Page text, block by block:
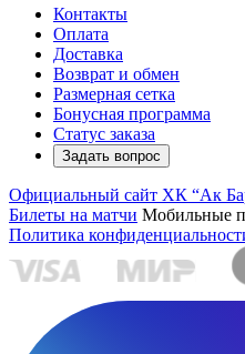
Контакты
Оплата
Доставка
Возврат и обмен
Размерная сетка
Бонусная программа
Статус заказа
Задать вопрос
Официальный сайт ХК “Ак
Билеты на матчи Мобильные
Политика